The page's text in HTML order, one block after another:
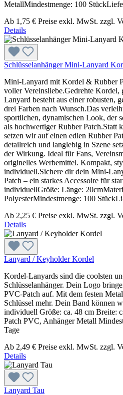
MetallMindestmenge: 100
Ab 1,75 € Preise exkl. MwSt. zzgl.
Details
Schlüsselanhänger Mini-Lanyard
Mini-Lanyard mit Kordel & Rubber
voller Vereinsliebe.Gedrehte
Lanyard besteht aus einer robusten,
drei Farben nach Wunsch.Das
sportlichen, dynamischen Look, der
als hochwertiger Rubber Patch.Statt
setzen wir auf einen edlen Rubber
detailreich und langlebig in Szene
der Wirkung. Ideal für Fans,
originelles Werbemittel. Kompakt,
individuell.Sichere dir dein Mini-
Patch – ein starkes Accessoire für
individuellGröße: Länge:
PolyesterMindestmenge: 100
Ab 2,25 € Preise exkl. MwSt. zzgl.
Details
Lanyard / Keyholder Kordel
Kordel-Lanyards sind die coolsten
Schlüsselanhänger. Dein Logo
PVC-Patch auf. Mit dem festen
Schlüssel mehr. Dein Band können
individuell Größe: ca. 48 cm Breite:
Patch PVC, Anhänger Metall
Tage
Ab 2,49 € Preise exkl. MwSt. zzgl.
Details
Lanyard Tau